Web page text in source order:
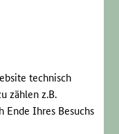
technisch
zählen z.B.
Ende Ihres Besuchs